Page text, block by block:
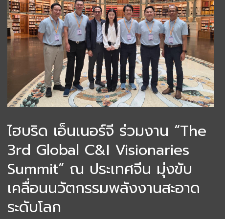
ไฮบริด เอ็นเนอร์จี ร่วมงาน “The
3rd Global C&I Visionaries
Summit” ณ ประเทศจีน มุ่งขับ
เคลื่อนนวัตกรรมพลังงานสะอาด
ระดับโลก